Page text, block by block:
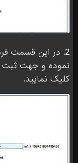
2. در این قسمت
نموده و جهت
کلیک نمایید.